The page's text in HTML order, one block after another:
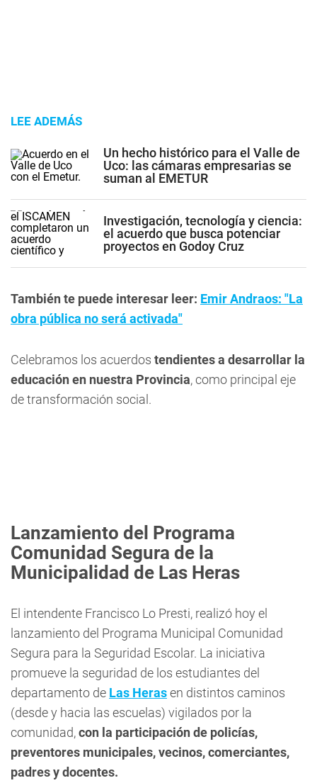
LEE ADEMÁS
Un hecho histórico para el Valle de
Uco: las cámaras empresarias se
suman al EMETUR
Investigación, tecnología y ciencia:
el acuerdo que busca potenciar
proyectos en Godoy Cruz
También te puede interesar leer: Emir Andraos: "La
obra pública no será activada"
Celebramos los acuerdos tendientes a desarrollar la
educación en nuestra Provincia, como principal eje
de transformación social.
Lanzamiento del Programa
Comunidad Segura de la
Municipalidad de Las Heras
El intendente Francisco Lo Presti, realizó hoy el
lanzamiento del Programa Municipal Comunidad
Segura para la Seguridad Escolar. La iniciativa
promueve la seguridad de los estudiantes del
departamento de Las Herasen distintos caminos
(desde y hacia las escuelas) vigilados por la
comunidad,con la participación de policías,
preventores municipales, vecinos, comerciantes,
padres y docentes.